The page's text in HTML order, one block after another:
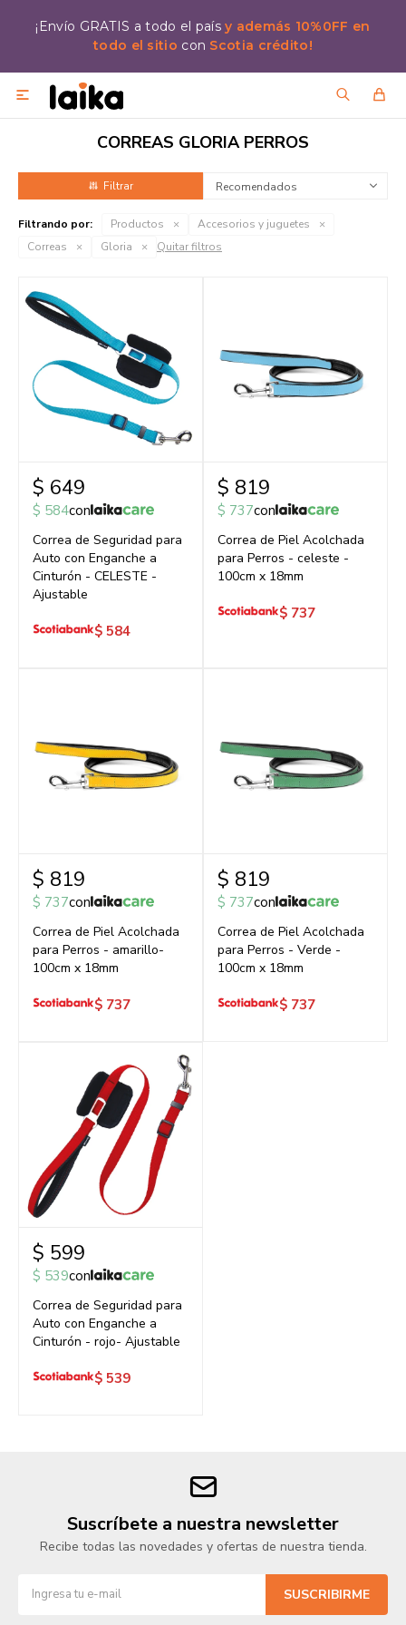
¡Envío GRATIS a todo el paísy además 10%0FF en
todo el sitio con Scotia crédito!

CORREAS GLORIA PERROS
Recomendados
Filtrando por: Productos
Accesorios y juguetes
Correas
Gloria Quitar filtros
$ 649
$ 584con
Correa de Seguridad para
Auto con Enganche a
Cinturón - CELESTE -
Ajustable
$ 584
$ 819
$ 737con
Correa de Piel Acolchada
para Perros - celeste -
100cm x 18mm
$ 737
$ 819
$ 737con
Correa de Piel Acolchada
para Perros - amarillo-
100cm x 18mm
$ 737
$ 819
$ 737con
Correa de Piel Acolchada
para Perros - Verde -
100cm x 18mm
$ 737
$ 599
$ 539con
Correa de Seguridad para
Auto con Enganche a
Cinturón - rojo- Ajustable
$ 539
Suscríbete a nuestra newsletter
Recibe todas las novedades y ofertas de nuestra tienda.
SUSCRIBIRME